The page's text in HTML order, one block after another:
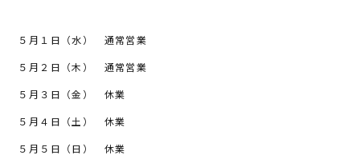
o
o
k
５月１日（水） 通常営業
５月２日（木） 通常営業
５月３日（金） 休業
５月４日（土） 休業
５月５日（日） 休業